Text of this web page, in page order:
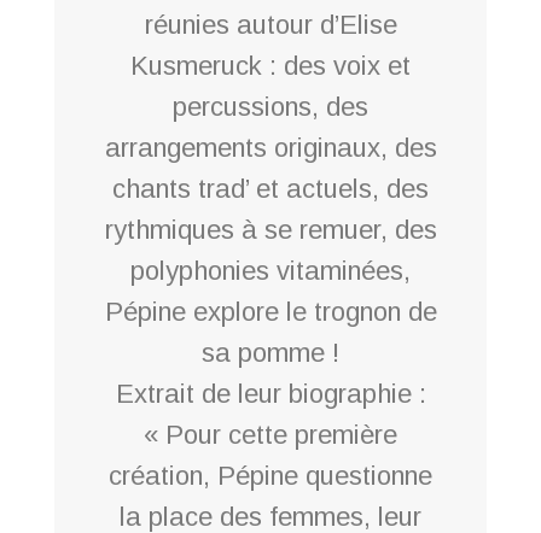
réunies autour d’Elise
Kusmeruck : des voix et
percussions, des
arrangements originaux, des
chants trad’ et actuels, des
rythmiques à se remuer, des
polyphonies vitaminées,
Pépine explore le trognon de
sa pomme !
Extrait de leur biographie :
« Pour cette première
création, Pépine questionne
la place des femmes, leur